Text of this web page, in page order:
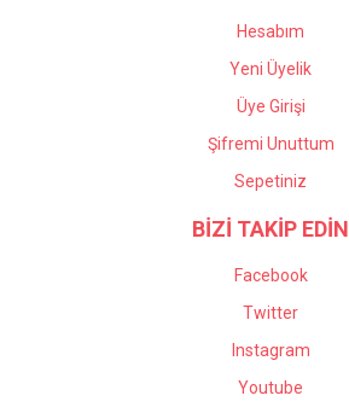
Hesabım
Yeni Üyelik
Üye Girişi
Şifremi Unuttum
Sepetiniz
BİZİ TAKİP EDİN
Facebook
Twitter
Instagram
Youtube